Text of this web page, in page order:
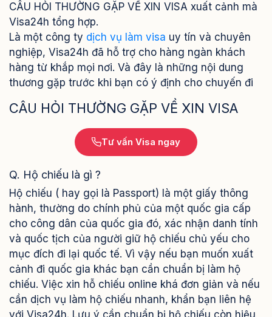
Q. Sổ tiết kiệm có cần dịch không?
Q. Có bắt buộc kì hạn trước và sau gửi tiền tiết kiệm sau
3 tháng không?
Q. Xin visa 1 lần rồi hay đã đi Mỹ, Nhật, Đức,…. thì có cần
chứng minh tài chính không?
Q. Khi không đủ 100 triệu tiết kiệm cần chứng minh tài
chính như thế nào?
Q. Nhờ Người thân chứng minh tài chính hộ được không?
Q. Chứng minh tài chính bao nhiêu là đủ?
CÂU HỎI THƯỜNG GẶP VỀ THÔNG TIN CÔNG VIỆC
Q. Là người lao động tôi cần chứng minh công việc ntn?
Q. Là chủ doanh nghiệp tôi cần chứng minh công việc
ntn?
Q. Là người lao động tự do tôi cần chứng minh ntn?
Q. Là học sinh, sinh viên tôi cần chứng minh ntn?
Q. Đi du lịch vào những dịp lễ thì có cần xin giấy xin
phép hay không?
CÂU HỎI THƯỜNG GẶP VỀ THÔNG TIN CHUYẾN ĐI
CÂU HỎI THƯỜNG GẶP VỀ XIN VISA xuất cảnh mà
Visa24h tổng hợp.
Là một công ty dịch vụ làm visa uy tín và chuyên
nghiệp, Visa24h đã hỗ trợ cho hàng ngàn khách
hàng từ khắp mọi nơi. Và đây là những nội dung
thương gặp trước khi bạn có ý định cho chuyến đi
CÂU HỎI THƯỜNG GẶP VỀ XIN VISA
Tư vấn Visa ngay
Q. Hộ chiếu là gì ?
Hộ chiếu ( hay gọi là Passport) là một giấy thông
hành, thường do chính phủ của một quốc gia cấp
cho công dân của quốc gia đó, xác nhận danh tính
và quốc tịch của người giữ hộ chiếu chủ yếu cho
mục đích đi lại quốc tế. Vì vậy nếu bạn muốn xuất
cảnh đi quốc gia khác bạn cần chuẩn bị làm hộ
chiếu. Việc xin hỗ chiếu online khá đơn giản và nếu
cần dịch vụ làm hộ chiếu nhanh, khẩn bạn liên hệ
với Visa24h. Lưu ý cần chuẩn bị hộ chiếu còn hiệu